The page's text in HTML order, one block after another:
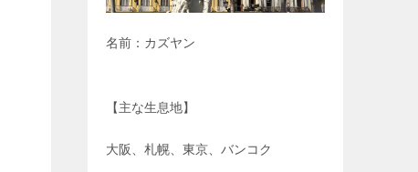
名前：カズヤン
【主な生息地】
大阪、札幌、東京、バンコク